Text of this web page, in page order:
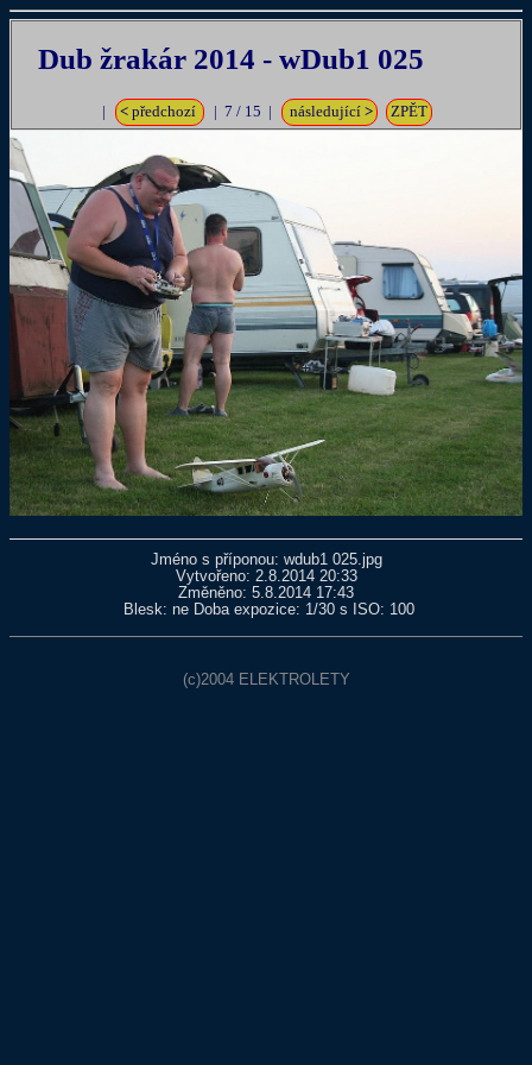
Dub žrakár 2014 - wDub1 025
<předchozí | 7 / 15 | následující > ZPĚT
Jméno s příponou: wdub1 025.jpg
Vytvořeno: 2.8.2014 20:33
Změněno: 5.8.2014 17:43
Blesk: ne Doba expozice: 1/30 s ISO: 100
(c)2004 ELEKTROLETY